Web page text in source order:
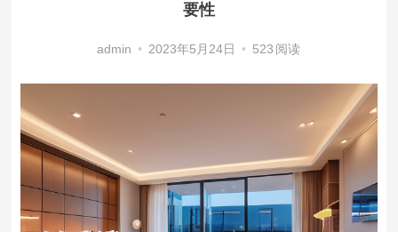
要性
admin • 2023年5月24日 • 523 阅读